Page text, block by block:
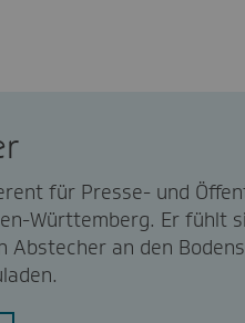
für Presse- und
Württemberg. Er fühlt
Abstecher an den